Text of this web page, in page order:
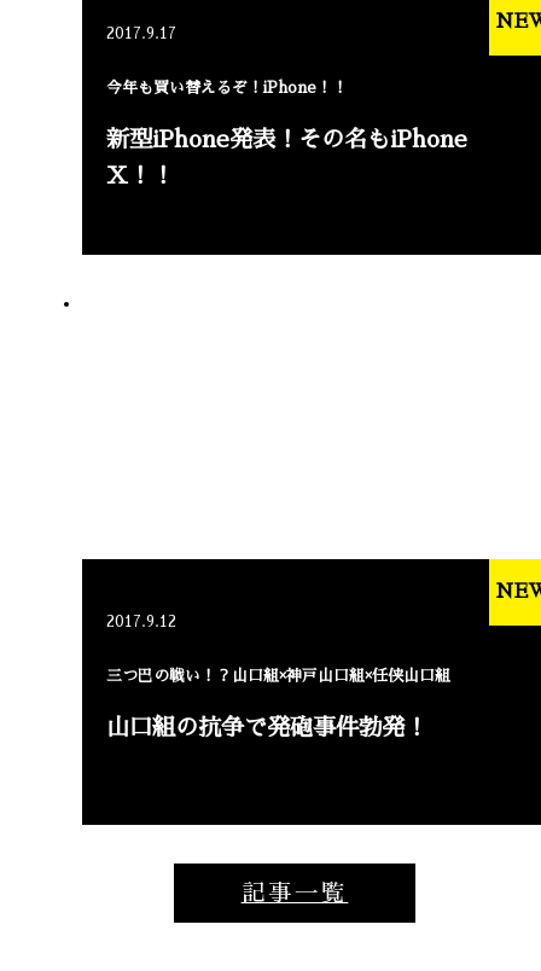
2017.9.17
今年も買い替えるぞ！iPhone！！
新型iPhone発表！その名もiPhone
X！！
2017.9.12
三つ巴の戦い！？山口組×神戸山口組×任侠山口組
山口組の抗争で発砲事件勃発！
記事一覧